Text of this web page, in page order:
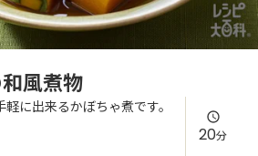
問い合わせ
風煮物
に出来るかぼちゃ煮です。
20分